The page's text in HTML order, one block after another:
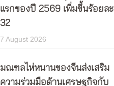
แรกของปี 2569 เพิ่มขึ้นร้อยละ
32
7 August 2026
มณฑลไห่หนานของจีนส่งเสริม
ความร่วมมือด้านเศรษฐกิจกับ